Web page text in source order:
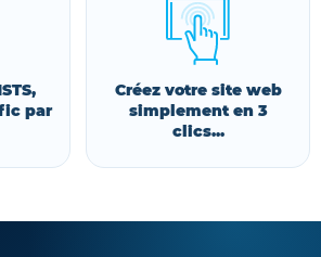
par
Créez votre site web
simplement en 3
clics...